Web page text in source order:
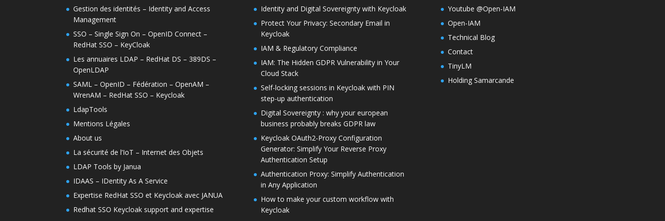
Gestion des identités – Identity and Access
Management
SSO – Single Sign On – OpenID Connect –
RedHat SSO – KeyCloak
Les annuaires LDAP – RedHat DS – 389DS –
OpenLDAP
SAML – OpenID – Fédération – OpenAM –
WrenAM – RedHat SSO – Keycloak
LdapTools
Mentions Légales
About us
La sécurité de l’IoT – Internet des Objets
LDAP Tools by Janua
IDAAS – IDentity As A Service
Expertise RedHat SSO et Keycloak avec JANUA
Redhat SSO Keycloak support and expertise
Identity and Digital Sovereignty with Keycloak
Protect Your Privacy: Secondary Email in
Keycloak
IAM & Regulatory Compliance
IAM: The Hidden GDPR Vulnerability in Your
Cloud Stack
Self-locking sessions in Keycloak with PIN
step-up authentication
Digital Sovereignty : why your european
business probably breaks GDPR law
Keycloak OAuth2-Proxy Configuration
Generator: Simplify Your Reverse Proxy
Authentication Setup
Authentication Proxy: Simplify Authentication
in Any Application
How to make your custom workflow with
Keycloak
Youtube @Open-IAM
Open-IAM
Technical Blog
Contact
TinyLM
Holding Samarcande